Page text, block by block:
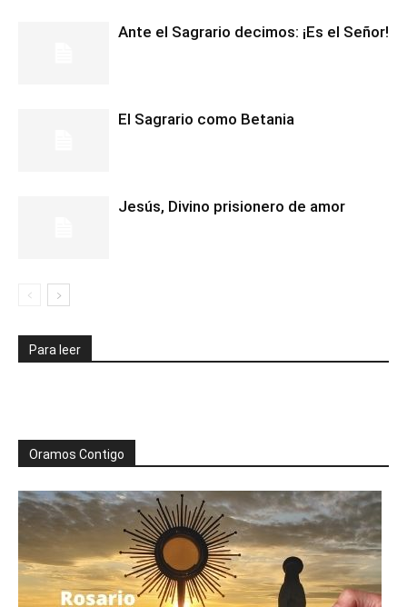
Ante el Sagrario decimos: ¡Es el Señor!
El Sagrario como Betania
Jesús, Divino prisionero de amor
Para leer
Oramos Contigo